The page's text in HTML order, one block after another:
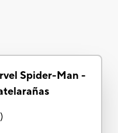
Spider-Man -
)